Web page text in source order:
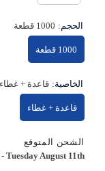
الحجم: 1000 قطعة
1000 قطعة
الخاصية: قاعدة + غطاء
قاعدة + غطاء
الشحن المتوقع
-Tuesday August 11th